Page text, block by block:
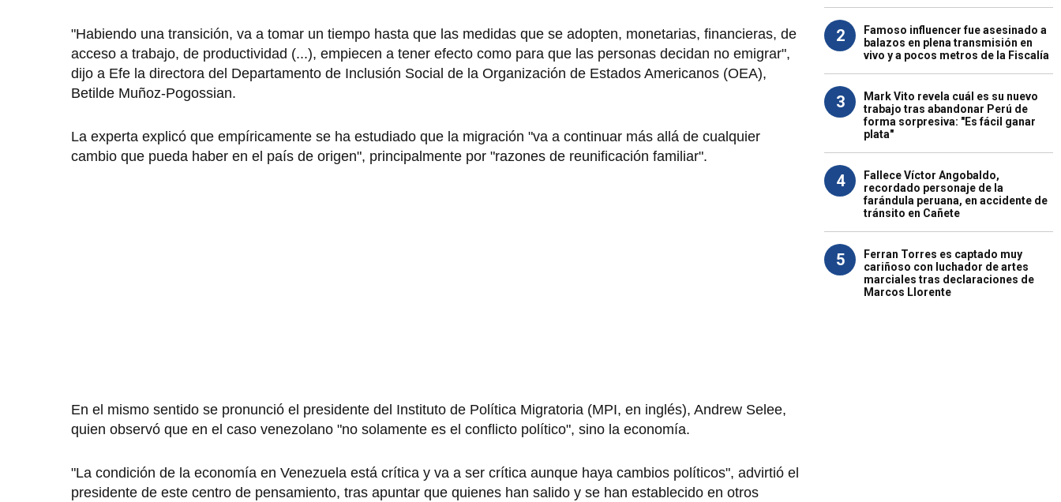
"Habiendo una transición, va a tomar un tiempo hasta que las medidas que se adopten, monetarias, financieras, de
acceso a trabajo, de productividad (...), empiecen a tener efecto como para que las personas decidan no emigrar",
dijo a Efe la directora del Departamento de Inclusión Social de la Organización de Estados Americanos (OEA),
Betilde Muñoz-Pogossian.
La experta explicó que empíricamente se ha estudiado que la migración "va a continuar más allá de cualquier
cambio que pueda haber en el país de origen", principalmente por "razones de reunificación familiar".
En el mismo sentido se pronunció el presidente del Instituto de Política Migratoria (MPI, en inglés), Andrew Selee,
quien observó que en el caso venezolano "no solamente es el conflicto político", sino la economía.
"La condición de la economía en Venezuela está crítica y va a ser crítica aunque haya cambios políticos", advirtió el
presidente de este centro de pensamiento, tras apuntar que quienes han salido y se han establecido en otros
2
Famoso influencer fue asesinado a
balazos en plena transmisión en
vivo y a pocos metros de la Fiscalía
3
Mark Vito revela cuál es su nuevo
trabajo tras abandonar Perú de
forma sorpresiva: "Es fácil ganar
plata"
4
Fallece Víctor Angobaldo,
recordado personaje de la
farándula peruana, en accidente de
tránsito en Cañete
5
Ferran Torres es captado muy
cariñoso con luchador de artes
marciales tras declaraciones de
Marcos Llorente